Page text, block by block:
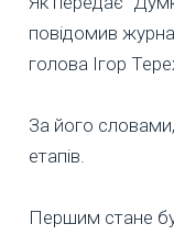
повідомив
голова Ігор
За його
етапів.
Першим стане